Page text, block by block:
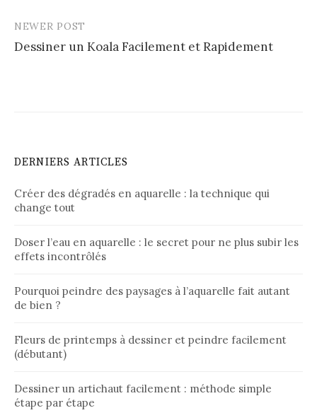
NEWER POST
Dessiner un Koala Facilement et Rapidement
DERNIERS ARTICLES
Créer des dégradés en aquarelle : la technique qui
change tout
Doser l’eau en aquarelle : le secret pour ne plus subir les
effets incontrôlés
Pourquoi peindre des paysages à l’aquarelle fait autant
de bien ?
Fleurs de printemps à dessiner et peindre facilement
(débutant)
Dessiner un artichaut facilement : méthode simple
étape par étape